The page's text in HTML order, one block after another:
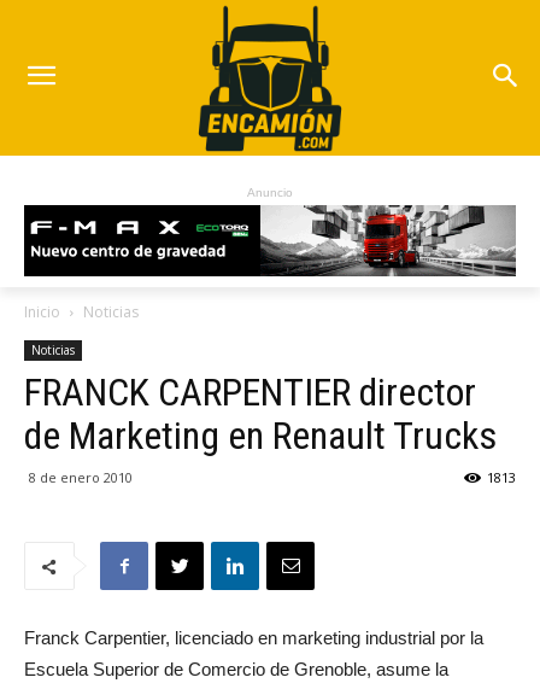
Anuncio
Inicio Noticias
Noticias
FRANCK CARPENTIER director
de Marketing en Renault Trucks
8 de enero 2010 1813
Franck Carpentier, licenciado en marketing industrial por la
Escuela Superior de Comercio de Grenoble, asume la